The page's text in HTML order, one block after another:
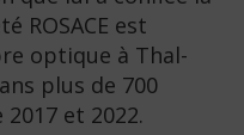
ROSACE est
optique à Thal-
plus de 700
2017 et 2022.